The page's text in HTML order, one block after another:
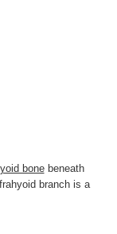
bonebeneath
branch is a